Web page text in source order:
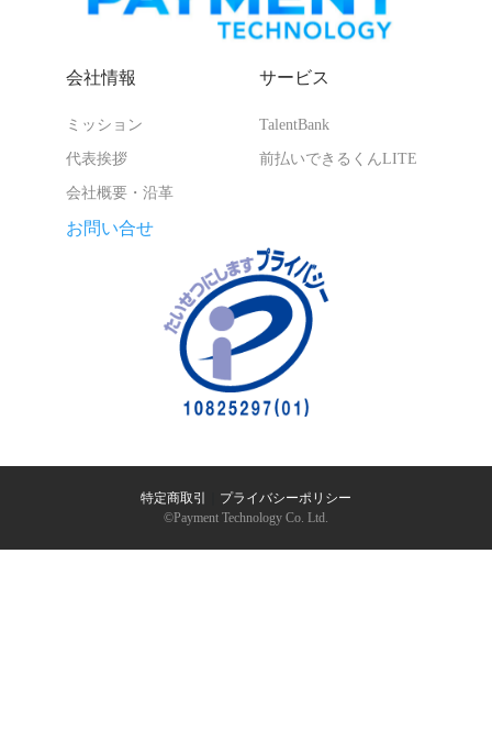
会社情報
ミッション
代表挨拶
会社概要・沿革
サービス
TalentBank
前払いできるくんLITE
お問い合せ
特定商取引
プライバシーポリシー
©︎Payment Technology Co. Ltd.